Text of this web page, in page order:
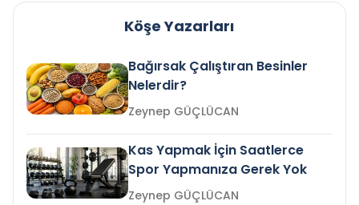
Köşe Yazarları
Bağırsak Çalıştıran Besinler
Nelerdir?
Zeynep GÜÇLÜCAN
Kas Yapmak İçin Saatlerce
Spor Yapmanıza Gerek Yok
Zeynep GÜÇLÜCAN